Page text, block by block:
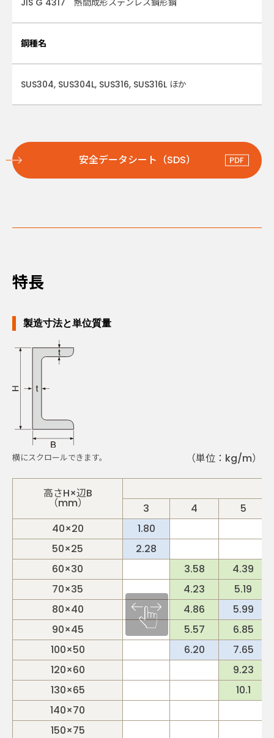
JIS G 4317 熱間成形ステンレス鋼形鋼
鋼種名
SUS304, SUS304L, SUS316, SUS316L ほか
安全データシート（SDS）
特長
製造寸法と単位質量
（単位：kg/m）
高さH×辺B
（mm） 3 4
5
40×20
1.80
50×25
2.28
60×30
3.58
4.39
70×35
4.23
5.19
80×40
4.86
5.99
90×45
5.57
6.85
100×50
6.20
7.65
120×60
9.23
130×65
10.1
140×70
150×75